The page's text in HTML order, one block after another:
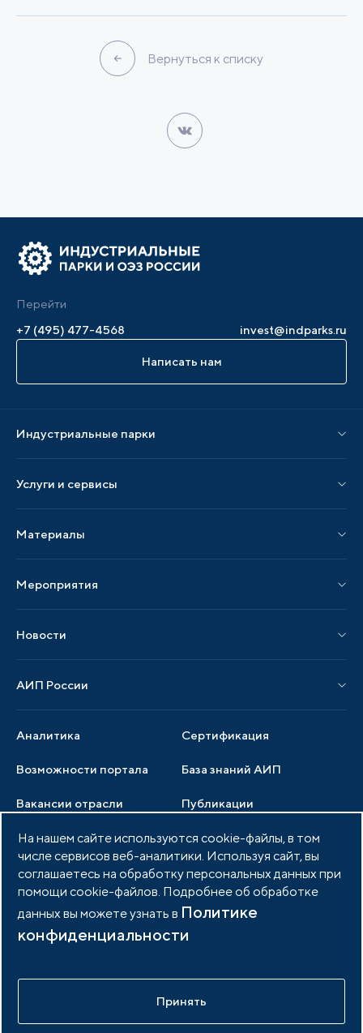
Вернуться к списку
Перейти
+7 (495) 477-4568
invest@indparks.ru
Написать нам
Индустриальные парки
Парки по регионам
Услуги и сервисы
Услуги по локализации
Аналитика Сертификация
Возможности портала
Материалы
Публикации СМИ и статьи
Образцы документов
База знаний АИП
Вакансии отрасли
Мероприятия
Мероприятия отрасли
Новости
Новости отрасли
Публикации
Медиатека Тендеры
АИП России
Члены ассоциации
Услуги ассоциации
Документы АИП
Партнеры ассоциации
Фото и видео
Членство в АИП Войти в личный кабинет
idem.agency
На нашем сайте используются cookie-файлы, в том
числе сервисов веб-аналитики. Используя сайт, вы
соглашаетесь на обработку персональных данных при
помощи cookie-файлов. Подробнее об обработке
данных вы можете узнать в Политике
конфиденциальности
Принять